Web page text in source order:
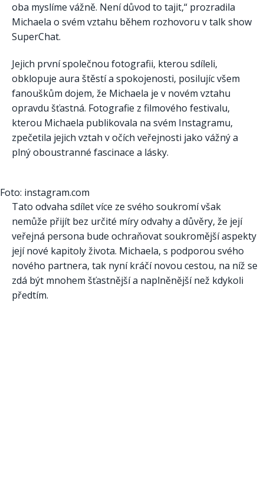
oba myslíme vážně. Není důvod to tajit,“ prozradila
Michaela o svém vztahu během rozhovoru v talk show
SuperChat.
Jejich první společnou fotografii, kterou sdíleli,
obklopuje aura štěstí a spokojenosti, posilujíc všem
fanouškům dojem, že Michaela je v novém vztahu
opravdu šťastná. Fotografie z filmového festivalu,
kterou Michaela publikovala na svém Instagramu,
zpečetila jejich vztah v očích veřejnosti jako vážný a
plný oboustranné fascinace a lásky.
Foto: instagram.com
Tato odvaha sdílet více ze svého soukromí však
nemůže přijít bez určité míry odvahy a důvěry, že její
veřejná persona bude ochraňovat soukromější aspekty
její nové kapitoly života. Michaela, s podporou svého
nového partnera, tak nyní kráčí novou cestou, na níž se
zdá být mnohem šťastnější a naplněnější než kdykoli
předtím.